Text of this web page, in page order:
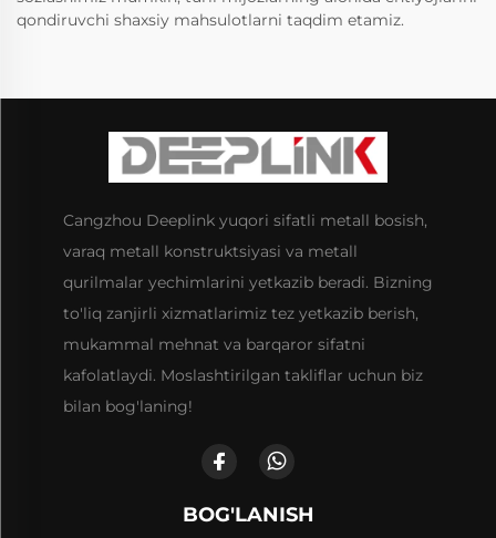
qondiruvchi shaxsiy mahsulotlarni taqdim etamiz.
Cangzhou Deeplink yuqori sifatli metall bosish,
varaq metall konstruktsiyasi va metall
qurilmalar yechimlarini yetkazib beradi. Bizning
to'liq zanjirli xizmatlarimiz tez yetkazib berish,
mukammal mehnat va barqaror sifatni
kafolatlaydi. Moslashtirilgan takliflar uchun biz
bilan bog'laning!
BOG'LANISH